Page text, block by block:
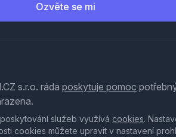
Ozvěte se mi
s.r.o. ráda poskytuje pomoc
služeb využívá cookies.
cookies můžete upravit v nastavení